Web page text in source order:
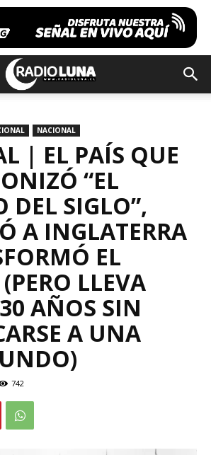
NACIONAL
| EL PAÍS QUE
“EL
DEL SIGLO”,
A INGLATERRA
EL
LLEVA
AÑOS SIN
A UNA
742